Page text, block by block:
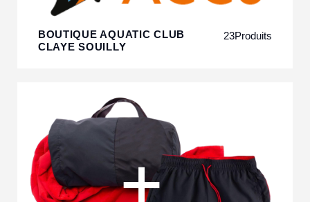
BOUTIQUE AQUATIC CLUB
CLAYE SOUILLY
23Produits